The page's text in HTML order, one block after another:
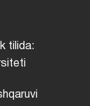
tilida: